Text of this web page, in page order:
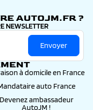
AUTOJM.FR ?
NEWSLETTER
Envoyer
à domicile en France
auto France
Devenez ambassadeur
AutoJM !